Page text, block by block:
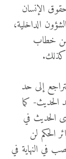
الإنسان
الداخلية،
من خطاب
كذلك.
إلى حد
الحديث- كما
الحديث في
الحكم لن
في النهاية في